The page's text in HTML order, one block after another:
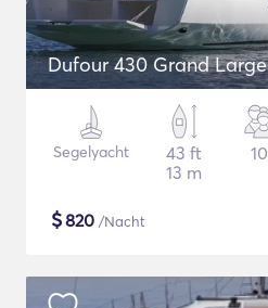
Dufour 430 Grand Large
Segelyacht
43 ft
13 m
10
$820 /Nacht